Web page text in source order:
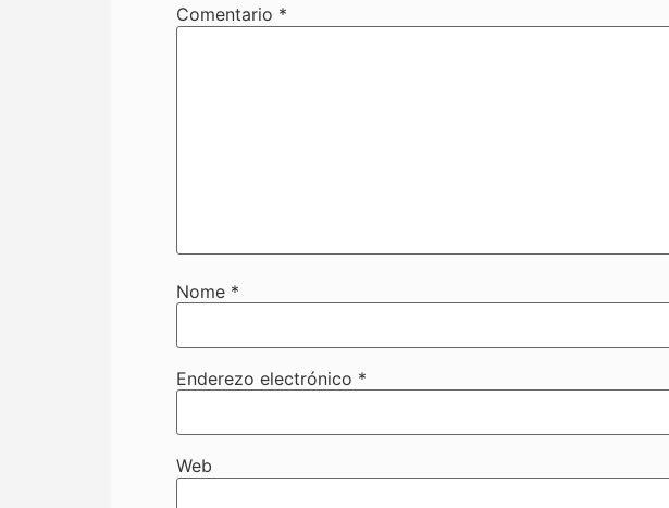
Comentario *
Nome *
Enderezo electrónico *
Web